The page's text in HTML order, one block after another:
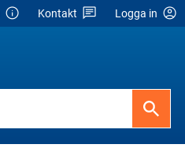
Kontakt Logga in